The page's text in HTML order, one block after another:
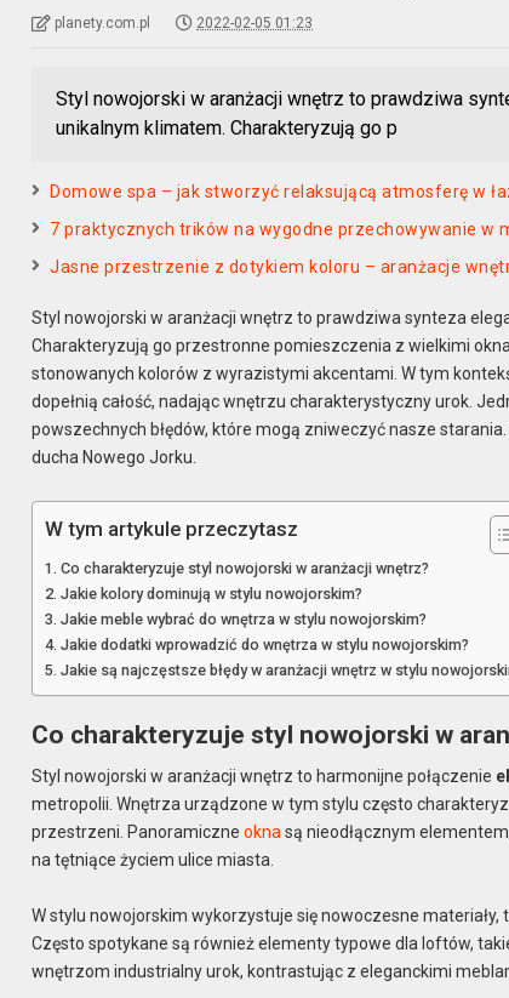
planety.com.pl 2022-02-05 01:23
Styl nowojorski w aranżacji wnętrz to prawdziwa
unikalnym klimatem. Charakteryzują go p
Domowe spa – jak stworzyć relaksującą atmosferę w
7 praktycznych trików na wygodne przechowywanie w
Jasne przestrzenie z dotykiem koloru – aranżacje
Styl nowojorski w aranżacji wnętrz to prawdziwa synteza
Charakteryzują go przestronne pomieszczenia z wielkimi
stonowanych kolorów z wyrazistymi akcentami. W tym
dopełnią całość, nadając wnętrzu charakterystyczny urok.
powszechnych błędów, które mogą zniweczyć nasze
ducha Nowego Jorku.
W tym artykule przeczytasz
Co charakteryzuje styl nowojorski w aranżacji wnętrz?
Jakie kolory dominują w stylu nowojorskim?
Jakie meble wybrać do wnętrza w stylu nowojorskim?
Jakie dodatki wprowadzić do wnętrza w stylu nowojorskim?
Jakie są najczęstsze błędy w aranżacji wnętrz w stylu
Co charakteryzuje styl nowojorski w
Styl nowojorski w aranżacji wnętrz to harmonijne połączenie
metropolii. Wnętrza urządzone w tym stylu często
przestrzeni. Panoramiczneokna są nieodłącznym
na tętniące życiem ulice miasta.
W stylu nowojorskim wykorzystuje się nowoczesne materiały,
Często spotykane są również elementy typowe dla loftów,
wnętrzom industrialny urok, kontrastując z eleganckimi